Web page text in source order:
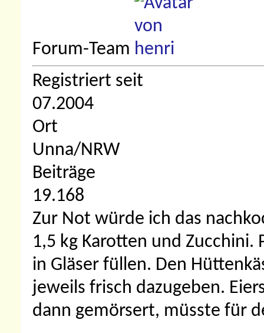
Forum-Team
Registriert seit
07.2004
Ort
Unna/NRW
Beiträge
19.168
Zur Not würde ich das
1,5 kg Karotten und
in Gläser füllen. Den
jeweils frisch dazugeben.
dann gemörsert, müsste für